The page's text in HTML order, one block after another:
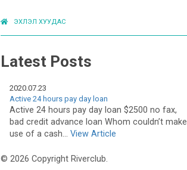
ЭХЛЭЛ ХУУДАС
Latest Posts
2020.07.23
Active 24 hours pay day loan
Active 24 hours pay day loan $2500 no fax,
bad credit advance loan Whom couldn’t make
use of a cash... View Article
© 2026 Copyright Riverclub.